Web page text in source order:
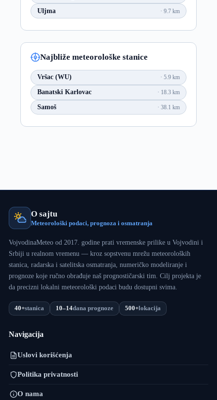
Uljma 9.7 km
Najbliže meteorološke stanice
Vršac (WU) 5.9 km
Banatski Karlovac 18.3 km
Samoš 38.1 km
O sajtu
Meteorološki podaci, prognoza i osmatranja
VojvodinaMeteo od 2017. godine prati vremenske prilike u Vojvodini i
Srbiji u realnom vremenu — kroz sopstvenu mrežu meteoroloških
stanica, radarska i satelitska osmatranja, numeričko modeliranje i
prognoze koje ručno obrađuje naš prognostičarski tim. Cilj projekta je
da precizni lokalni meteorološki podaci budu dostupni svima.
40+stanica 10–14dana prognoze 500+lokacija
Navigacija
Uslovi korišćenja
Politika privatnosti
O nama